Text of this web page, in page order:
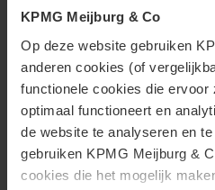
KPMG Meijburg & Co
Op deze website gebruiken
anderen cookies (of
functionele cookies die ervoor
optimaal functioneert en
de website te analyseren en
gebruiken KPMG Meijburg &
cookies die het mogelijk
voorstel voor Direct
24 juni 2026
Het Omnibusvoorstel is een
beoogt administratieve
lastenverlichtingen te